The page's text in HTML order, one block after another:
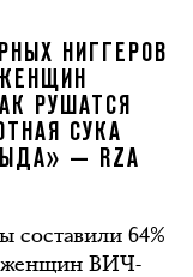
НИГГЕРОВ
РУШАТСЯ
СУКА
— RZA
составили 64%
женщин ВИЧ-